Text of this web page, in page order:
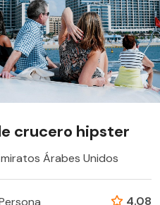
crucero hipster
Árabes Unidos
4.08